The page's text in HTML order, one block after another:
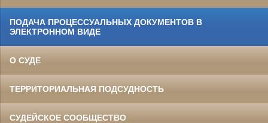
ПОДАЧА ПРОЦЕССУАЛЬНЫХ ДОКУМЕНТОВ В
ЭЛЕКТРОННОМ ВИДЕ
О СУДЕ
ТЕРРИТОРИАЛЬНАЯ ПОДСУДНОСТЬ
СУДЕЙСКОЕ СООБЩЕСТВО